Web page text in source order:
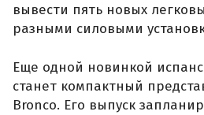
вывести пять новых
разными силовыми
Еще одной новинкой
станет компактный
Bronco. Его выпуск